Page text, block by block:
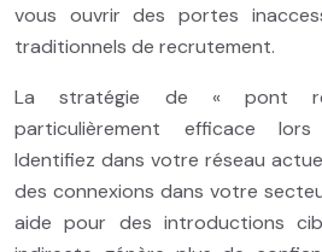
vous ouvrir des portes
traditionnels de recrutement.
La stratégie de « pont
particulièrement efficace lors
Identifiez dans votre réseau
des connexions dans votre
aide pour des introductions